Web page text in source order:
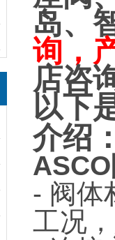
岛、
询，
店咨
以下
介绍
- 阀体
工况